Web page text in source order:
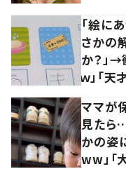
「絵に
さかの
か？」
ｗ」「天
ママが
見たら
かの姿
ww」「